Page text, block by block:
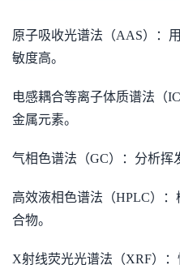
原子吸收光谱法（AAS）：
敏度高。
电感耦合等离子体质谱法（
金属元素。
气相色谱法（GC）：分析挥
高效液相色谱法（HPLC）
合物。
X射线荧光光谱法（XRF）：